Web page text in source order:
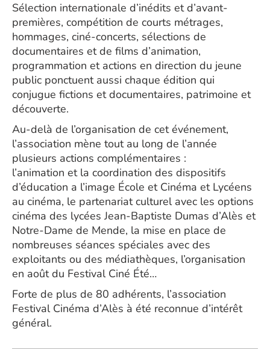
Sélection internationale d’inédits et d’avant-
premières, compétition de courts métrages,
hommages, ciné-concerts, sélections de
documentaires et de films d’animation,
programmation et actions en direction du jeune
public ponctuent aussi chaque édition qui
conjugue fictions et documentaires, patrimoine et
découverte.
Au-delà de l’organisation de cet événement,
l’association mène tout au long de l’année
plusieurs actions complémentaires :
l’animation et la coordination des dispositifs
d’éducation a l’image École et Cinéma et Lycéens
au cinéma, le partenariat culturel avec les options
cinéma des lycées Jean-Baptiste Dumas d’Alès et
Notre-Dame de Mende, la mise en place de
nombreuses séances spéciales avec des
exploitants ou des médiathèques, l’organisation
en août du Festival Ciné Été…
Forte de plus de 80 adhérents, l’association
Festival Cinéma d’Alès à été reconnue d’intérêt
général.